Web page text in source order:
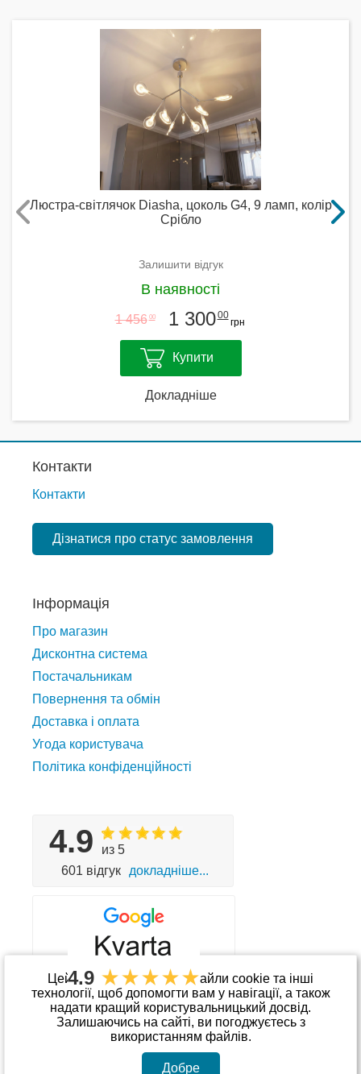
Люстра-світлячок Diasha, цоколь G4, 9 ламп, колір
Срібло
Залишити відгук
В наявності
1 456 00 1 30000
грн
Купити
Докладніше
Цей сайт використовує файли cookie та інші
технології, щоб допомогти вам у навігації, а також
надати кращий користувальницький досвід.
Залишаючись на сайті, ви погоджуєтесь з
використанням файлів.
Добре
Контакти
Контакти
Дізнатися про статус замовлення
Інформація
Про магазин
Дисконтна система
Постачальникам
Повернення та обмін
Доставка і оплата
Угода користувача
Політика конфіденційності
4.9
из 5
601 відгук
докладніше...
4.9
Приймаємо до оплати